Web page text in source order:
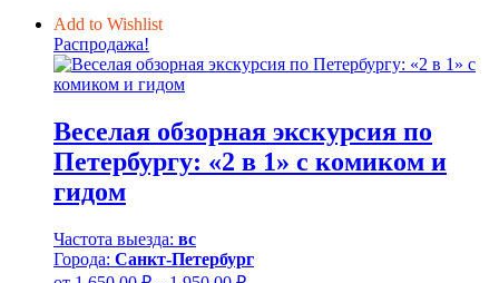
Add to Wishlist
Распродажа!
Веселая обзорная экскурсия по
Петербургу: «2 в 1» с комиком и
гидом
Частота выезда: вс
Города: Санкт-Петербург
Диапазон